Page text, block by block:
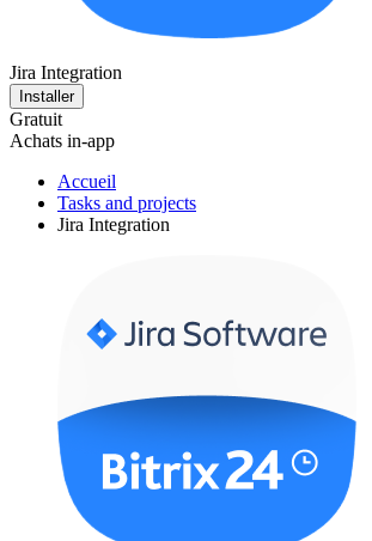
Jira Integration
Installer
Gratuit
Achats in-app
Accueil
Tasks and projects
Jira Integration